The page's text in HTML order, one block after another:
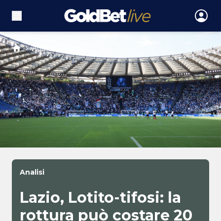
Analisi
Analisi
Lazio, Lotito-tifosi: la
rottura può costare 20